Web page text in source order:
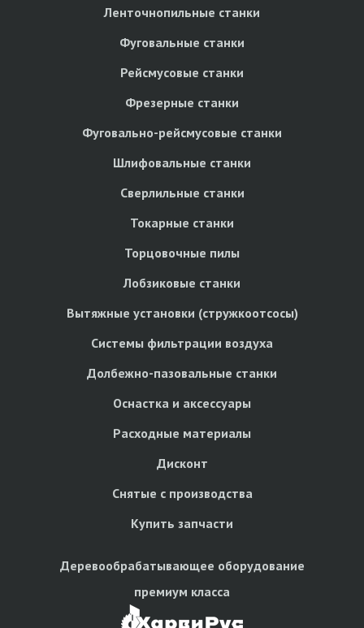
Ленточнопильные станки
Фуговальные станки
Рейсмусовые станки
Фрезерные станки
Фуговально-рейсмусовые станки
Шлифовальные станки
Сверлильные станки
Токарные станки
Торцовочные пилы
Лобзиковые станки
Вытяжные установки (стружкоотсосы)
Системы фильтрации воздуха
Долбежно-пазовальные станки
Оснастка и аксессуары
Расходные материалы
Дисконт
Снятые с производства
Купить запчасти
Деревообрабатывающее оборудование
премиум класса